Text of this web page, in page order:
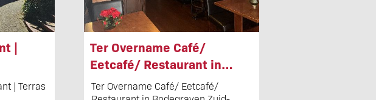
|
| Terras
Ter Overname Café/
Eetcafé/ Restaurant in
Bodegraven Zuid-Holland.
Ter Overname Café/ Eetcafé/